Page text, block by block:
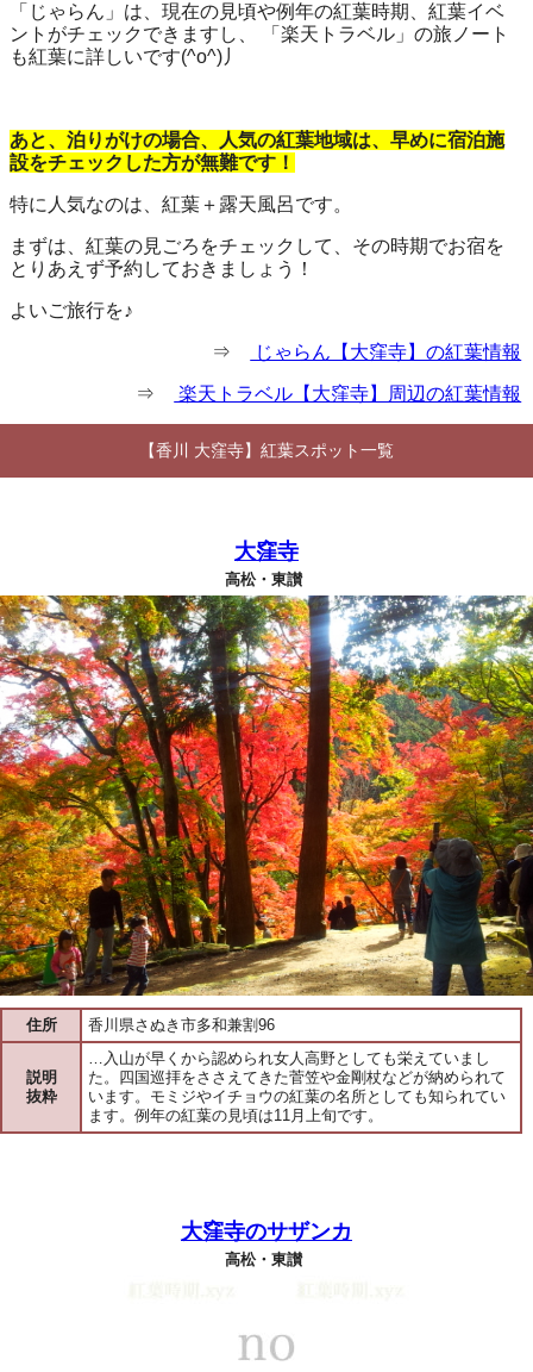
「じゃらん」は、現在の見頃や例年の紅葉時期、紅葉イベ
ントがチェックできますし、 「楽天トラベル」の旅ノート
も紅葉に詳しいです(^o^)丿
あと、泊りがけの場合、人気の紅葉地域は、早めに宿泊施
設をチェックした方が無難です！
特に人気なのは、紅葉＋露天風呂です。
まずは、紅葉の見ごろをチェックして、その時期でお宿を
とりあえず予約しておきましょう！
よいご旅行を♪
⇒ じゃらん【大窪寺】の紅葉情報
⇒ 楽天トラベル【大窪寺】周辺の紅葉情報
【香川 大窪寺】紅葉スポット一覧
大窪寺
高松・東讃
住所 香川県さぬき市多和兼割96
説明
抜粋
…入山が早くから認められ女人高野としても栄えていまし
た。四国巡拝をささえてきた菅笠や金剛杖などが納められて
います。モミジやイチョウの紅葉の名所としても知られてい
ます。例年の紅葉の見頃は11月上旬です。
大窪寺のサザンカ
高松・東讃